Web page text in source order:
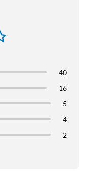
40
16
5
4
2